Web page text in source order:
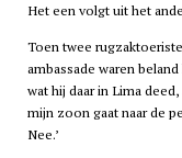
Het een volgt uit het
Toen twee
ambassade waren
wat hij daar in Lima
mijn zoon gaat naar de
Nee.’